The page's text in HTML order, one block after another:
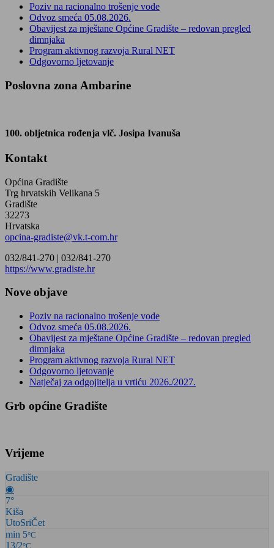
Poziv na racionalno trošenje vode
Odvoz smeća 05.08.2026.
Obavijest za mještane Općine Gradište – redovan pregled
dimnjaka
Program aktivnog razvoja Rural NET
Odgovorno ljetovanje
Poslovna zona Ambarine
100. obljetnica rođenja vlč. Josipa Ivanuša
Kontakt
Općina Gradište
Trg hrvatskih Velikana 5
Gradište
32273
Hrvatska
opcina-gradiste@vk.t-com.hr
032/841-270 | 032/841-270
https://www.gradiste.hr
Nove objave
Poziv na racionalno trošenje vode
Odvoz smeća 05.08.2026.
Obavijest za mještane Općine Gradište – redovan pregled
dimnjaka
Program aktivnog razvoja Rural NET
Odgovorno ljetovanje
Natječaj za odgojitelja u vrtiću 2026./2027.
Grb općine Gradište
Vrijeme
Gradište
◉
7°
Kiša
UtoSriČet
min 5°C
13/2°C